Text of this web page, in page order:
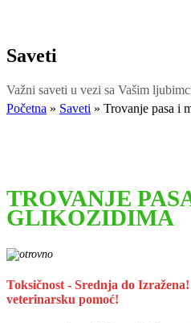
Saveti
Važni saveti u vezi sa Vašim
Početna » Saveti » Trovanje pasa i
TROVANJE
GLIKOZIDIMA
Toksičnost - Srednja do
veterinarsku pomoć!